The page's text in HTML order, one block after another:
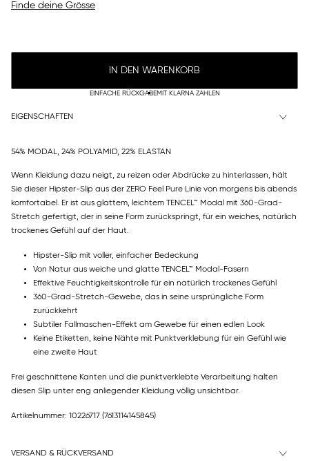
Finde deine Grösse
IN DEN WARENKORB
EINFACHE RÜCKGABEMIT KLARNA ZAHLEN
EIGENSCHAFTEN
54% MODAL, 24% POLYAMID, 22% ELASTAN
Wenn Kleidung dazu neigt, zu reizen oder Abdrücke zu hinterlassen, hält
Sie dieser Hipster-Slip aus der ZERO Feel Pure Linie von morgens bis abends
komfortabel. Er ist aus glattem, leichtem TENCEL™ Modal mit 360-Grad-
Stretch gefertigt, der in seine Form zurückspringt, für ein weiches, natürlich
trockenes Gefühl auf der Haut.
Hipster-Slip mit voller, einfacher Bedeckung
Von Natur aus weiche und glatte TENCEL™ Modal-Fasern
Effektive Feuchtigkeitskontrolle für ein natürlich trockenes Gefühl
360-Grad-Stretch-Gewebe, das in seine ursprüngliche Form
zurückkehrt
Subtiler Fallmaschen-Effekt am Gewebe für einen edlen Look
Keine Etiketten, keine Nähte mit Punktverklebung für ein Gefühl wie
eine zweite Haut
Frei geschnittene Kanten und die punktverklebte Verarbeitung halten
diesen Slip unter eng anliegender Kleidung völlig unsichtbar.
Artikelnummer: 10226717 (7613114145845)
VERSAND & RÜCKVERSAND